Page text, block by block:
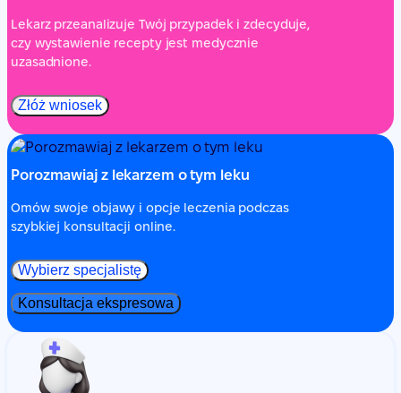
Lekarz przeanalizuje Twój przypadek i zdecyduje,
czy wystawienie recepty jest medycznie
uzasadnione.
Złóż wniosek
Porozmawiaj z lekarzem o tym leku
Omów swoje objawy i opcje leczenia podczas
szybkiej konsultacji online.
Wybierz specjalistę
Konsultacja ekspresowa